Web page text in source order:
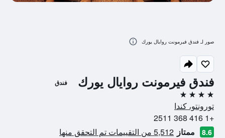
فندق فيرمونت روايال يورك فندق
4 نجوم
تورونتو، كندا
+1 416 368 2511
8.6 ممتاز 5,512 من التقييمات تم التحقق منها
صور لـ فندق فيرمونت روايال يورك